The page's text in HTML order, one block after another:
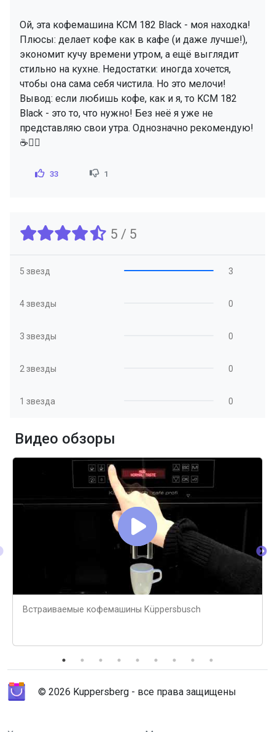
Ой, эта кофемашина KCM 182 Black - моя находка!
Плюсы: делает кофе как в кафе (и даже лучше!),
экономит кучу времени утром, а ещё выглядит
стильно на кухне. Недостатки: иногда хочется,
чтобы она сама себя чистила. Но это мелочи!
Вывод: если любишь кофе, как и я, то KCM 182
Black - это то, что нужно! Без неё я уже не
представляю свои утра. Однозначно рекомендую!
☕️👌🏼
33 1
5 / 5
5 звезд 3
4 звезды 0
3 звезды 0
2 звезды 0
1 звезда 0
Видео обзоры
Встраиваемые кофемашины Küppersbusch
© 2026 Kuppersberg - все права защищены